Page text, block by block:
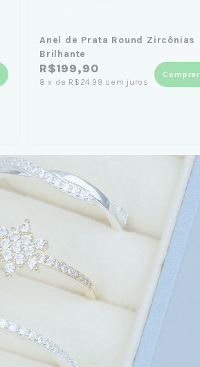
Anel de Prata Round Zircônias
Brilhante
R$199,90
8 x de R$24,99 sem juros
Comprar